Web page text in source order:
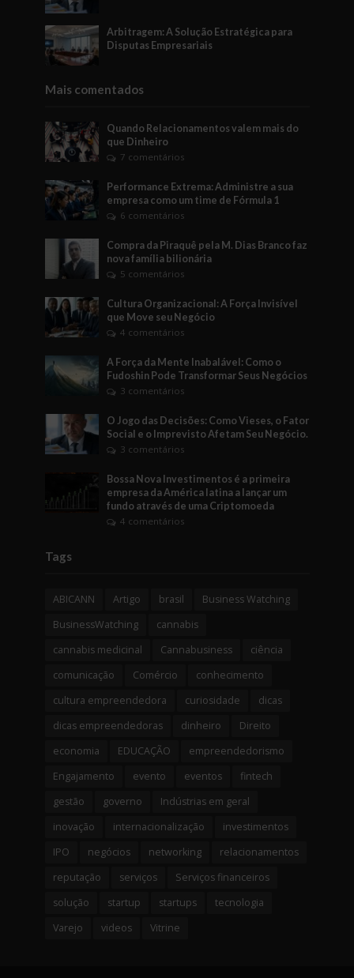
Arbitragem: A Solução Estratégica para
Disputas Empresariais
Mais comentados
Quando Relacionamentos valem mais do
que Dinheiro
7 comentários
Performance Extrema: Administre a sua
empresa como um time de Fórmula 1
6 comentários
Compra da Piraquê pela M. Dias Branco faz
nova família bilionária
5 comentários
Cultura Organizacional: A Força Invisível
que Move seu Negócio
4 comentários
A Força da Mente Inabalável: Como o
Fudoshin Pode Transformar Seus Negócios
3 comentários
O Jogo das Decisões: Como Vieses, o Fator
Social e o Imprevisto Afetam Seu Negócio.
3 comentários
Bossa Nova Investimentos é a primeira
empresa da América latina a lançar um
fundo através de uma Criptomoeda
4 comentários
Tags
ABICANN Artigo brasil
Business Watching
BusinessWatching
cannabis
cannabis medicinal
Cannabusiness
ciência
comunicação
Comércio
conhecimento
cultura empreendedora
curiosidade
dicas
dicas empreendedoras
dinheiro
Direito
economia
EDUCAÇÃO
empreendedorismo
Engajamento
evento eventos
fintech
gestão
governo
Indústrias em geral
inovação
internacionalização
investimentos
IPO
negócios networking
relacionamentos
reputação
serviços
Serviços financeiros
solução
startup startups
tecnologia
Varejo
videos Vitrine